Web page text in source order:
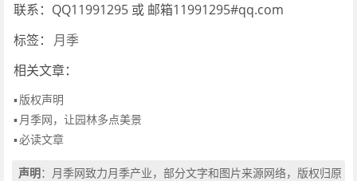
联系：QQ11991295 或 邮箱11991295#qq.com
标签：
月季
相关文章：
▪版权声明
▪月季网，让园林多点美景
▪必读文章
声明：月季网致力月季产业，部分文字和图片来源网络，版权归原